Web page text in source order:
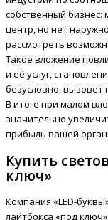
собственный бизнес:
центр, но нет
рассмотреть
Такое вложение
и её услуг,
безусловно,
В итоге при малом
значительно
прибыль вашей
Купить
ключ»
Компания «LED-
лайтбокса «под